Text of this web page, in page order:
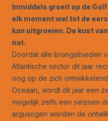
Inmiddels groeit op de
elk moment wel tot de
kan uitgroeien. De kust
nat.
Doordat alle brongebieden
Atlantische sector dit jaar
oog op de zich
Oceaan, wordt dit jaar een
mogelijk zelfs een seizoen
argusogen worden de